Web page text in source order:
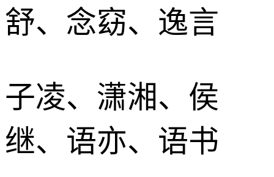
舒、念窈、逸言
子凌、潇湘、侯
继、语亦、语书